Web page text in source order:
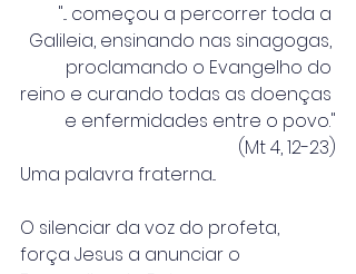
"... começou a percorrer toda a
Galileia, ensinando nas sinagogas,
proclamando o Evangelho do
reino e curando todas as doenças
e enfermidades entre o povo."
(Mt 4, 12-23)
Uma palavra fraterna...
O silenciar da voz do profeta,
força Jesus a anunciar o